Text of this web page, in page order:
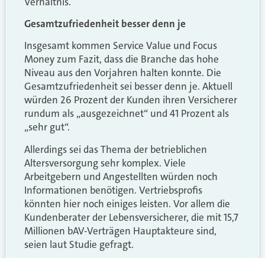
Gesamtzufriedenheit besser denn je
Insgesamt kommen Service Value und Focus
Money zum Fazit, dass die Branche das hohe
Niveau aus den Vorjahren halten konnte. Die
Gesamtzufriedenheit sei besser denn je. Aktuell
würden 26 Prozent der Kunden ihren Versicherer
rundum als „ausgezeichnet“ und 41 Prozent als
„sehr gut“.
Allerdings sei das Thema der betrieblichen
Altersversorgung sehr komplex. Viele
Arbeitgebern und Angestellten würden noch
Informationen benötigen. Vertriebsprofis
könnten hier noch einiges leisten. Vor allem die
Kundenberater der Lebensversicherer, die mit 15,7
Millionen bAV-Verträgen Hauptakteure sind,
seien laut Studie gefragt.